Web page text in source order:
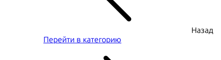
Назад
Перейти в категорию